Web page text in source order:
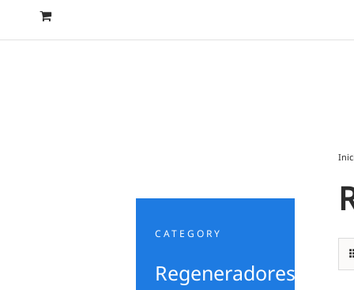
CATEGORY
Regeneradores